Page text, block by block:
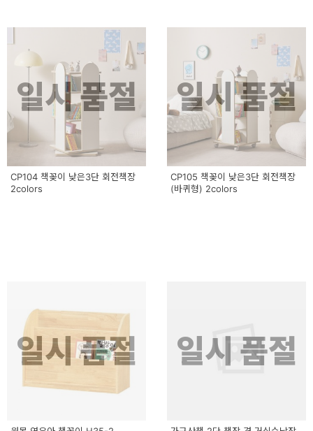
일시 품절
CP104 책꽂이 낮은3단 회전책장
2colors
일시 품절
CP105 책꽂이 낮은3단 회전책장
(바퀴형) 2colors
일시 품절 일시 품절